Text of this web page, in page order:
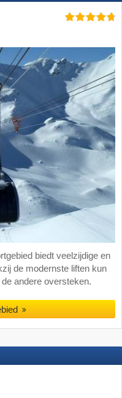
biedt veelzijdige en
de modernste liften kun
andere oversteken.